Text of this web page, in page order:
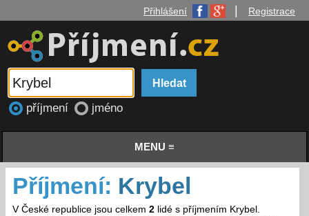
Přihlášení Registrace
příjmení jméno
MENU ≡
Příjmení: Krybel
V České republice jsou celkem 2lidé s příjmením Krybel.